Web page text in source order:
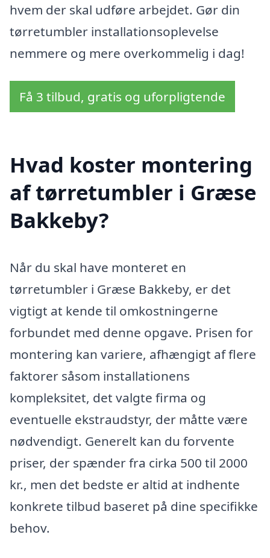
hvem der skal udføre arbejdet. Gør din
tørretumbler installationsoplevelse
nemmere og mere overkommelig i dag!
Få 3 tilbud, gratis og uforpligtende
Hvad koster montering
af tørretumbler i Græse
Bakkeby?
Når du skal have monteret en
tørretumbler i Græse Bakkeby, er det
vigtigt at kende til omkostningerne
forbundet med denne opgave. Prisen for
montering kan variere, afhængigt af flere
faktorer såsom installationens
kompleksitet, det valgte firma og
eventuelle ekstraudstyr, der måtte være
nødvendigt. Generelt kan du forvente
priser, der spænder fra cirka 500 til 2000
kr., men det bedste er altid at indhente
konkrete tilbud baseret på dine specifikke
behov.